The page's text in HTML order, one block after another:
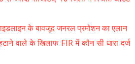
के बावजूद जनरल प्रमोशन का एलान
वाले के खिलाफ FIR में कौन सी धारा दर्ज